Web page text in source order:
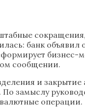
банк
сообщении.
и
замыслу
операции.